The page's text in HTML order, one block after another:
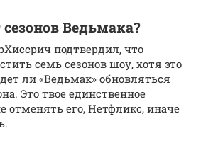
Ведьмака?
подтвердил, что
семь сезонов шоу, хотя это
ли «Ведьмак» обновляться
Это твое единственное
отменять его, Нетфликс, иначе